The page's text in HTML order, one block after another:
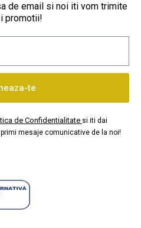
de email si noi iti vom trimite
promotii!
te
de Confidentialitate si iti dai
mesaje comunicative de la noi!